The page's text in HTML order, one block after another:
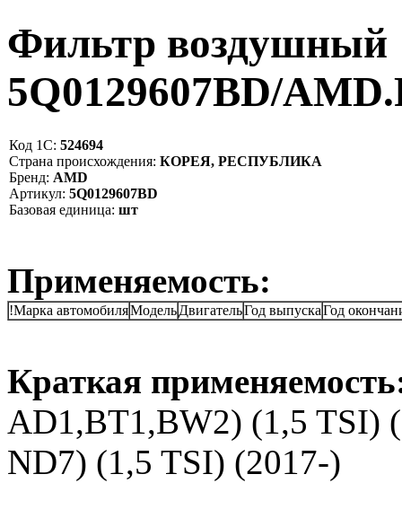
Фильтр воздушный
5Q0129607BD/
Код 1С: 524694
Страна происхождения: КОРЕЯ, РЕСПУБЛИКА
Бренд: AMD
Артикул: 5Q0129607BD
Базовая единица: шт
Применяемость:
!Марка автомобиляМодельДвигательГод выпускаГод
Краткая
AD1,BT1,BW2) (1,5 TSI)
ND7) (1,5 TSI) (2017-)